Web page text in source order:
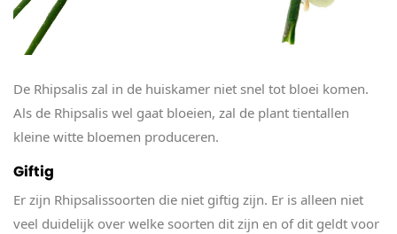
De Rhipsalis zal in de huiskamer niet snel tot bloei komen.
Als de Rhipsalis wel gaat bloeien, zal de plant tientallen
kleine witte bloemen produceren.
Giftig
Er zijn Rhipsalissoorten die niet giftig zijn. Er is alleen niet
veel duidelijk over welke soorten dit zijn en of dit geldt voor